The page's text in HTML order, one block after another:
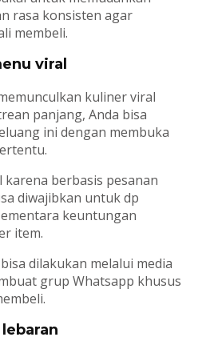
rasa konsisten agar
membeli.
viral
kuliner viral
panjang, Anda bisa
ini dengan membuka
berbasis pesanan
diwajibkan untuk dp
keuntungan
item.
dilakukan melalui media
grup Whatsapp khusus